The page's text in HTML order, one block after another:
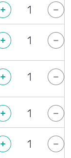
-
+
-
+
-
+
-
+
-
+